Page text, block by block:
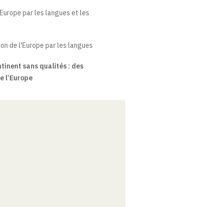
par les langues et les
de l'Europe par les langues
sans qualités : des
l’Europe